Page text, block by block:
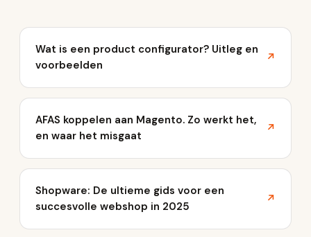
Wat is een product configurator? Uitleg en
voorbeelden
↗
AFAS koppelen aan Magento. Zo werkt het,
en waar het misgaat
↗
Shopware: De ultieme gids voor een
succesvolle webshop in 2025
↗